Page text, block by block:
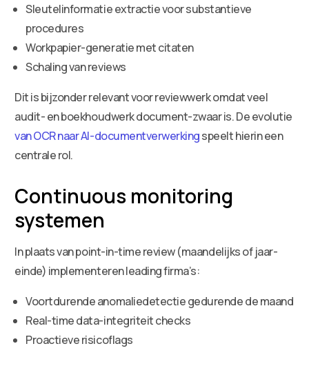
Sleutelinformatie extractie voor substantieve
procedures
Workpapier-generatie met citaten
Schaling van reviews
Dit is bijzonder relevant voor reviewwerk omdat veel
audit- en boekhoudwerk document-zwaar is. De evolutie
van OCR naar AI-documentverwerkingspeelt hierin een
centrale rol.
Continuous monitoring
systemen
In plaats van point-in-time review (maandelijks of jaar-
einde) implementeren leading firma’s:
Voortdurende anomaliedetectie gedurende de maand
Real-time data-integriteit checks
Proactieve risicoflags